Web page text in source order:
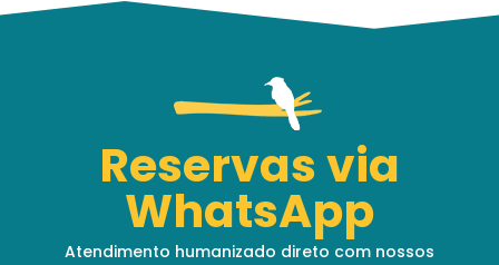
Reservas via
WhatsApp
Atendimento humanizado direto com nossos